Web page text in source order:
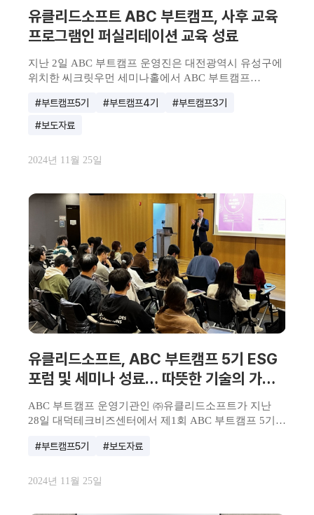
유클리드소프트 ABC 부트캠프, 사후 교육
프로그램인 퍼실리테이션 교육 성료
​지난 2일 ABC 부트캠프 운영진은 대전광역시 유성구에
위치한 씨크릿우먼 세미나홀에서 ABC 부트캠프
#부트캠프5기 #부트캠프4기
#부트캠프3기
#보도자료
2024년 11월 25일
유클리드소프트, ABC 부트캠프 5기 ESG
포럼 및 세미나 성료… 따뜻한 기술의 가치
확산
ABC 부트캠프 운영기관인 ㈜유클리드소프트가 지난
28일 대덕테크비즈센터에서 제1회 ABC 부트캠프 5기,
#부트캠프5기 #보도자료
2024년 11월 25일